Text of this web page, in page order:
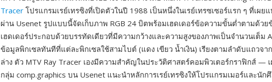
Tracer โปรแกรมเรย์เทรซิงที่เปิดตัวในปี 1988 เป็นหนึ่งในเรย์เทรซเซอร์แรก ๆ ที่เผย
ผ่าน Usenet รูปแบบนี้จัดเก็บภาพ RGB 24 บิตพร้อมเฮดเดอร์ข้อความขั้นต่ำตามด้ว
เฮดเดอร์ประกอบด้วยบรรทัดเดียวที่มีความกว้างและความสูงของภาพเป็นจำนวนเต็ม
ข้อมูลพิกเซลทันทีที่แต่ละพิกเซลใช้สามไบต์ (แดง เขียว น้ำเงิน) เรียงตามลำดับแถวจา
ล่าง ตัว MTV Ray Tracer เองมีความสำคัญในประวัติศาสตร์คอมพิวเตอร์กราฟิกส์ —
กลุ่ม comp.graphics บน Usenet แนะนำหลักการเรย์เทรซิงให้โปรแกรมเมอร์และนัก